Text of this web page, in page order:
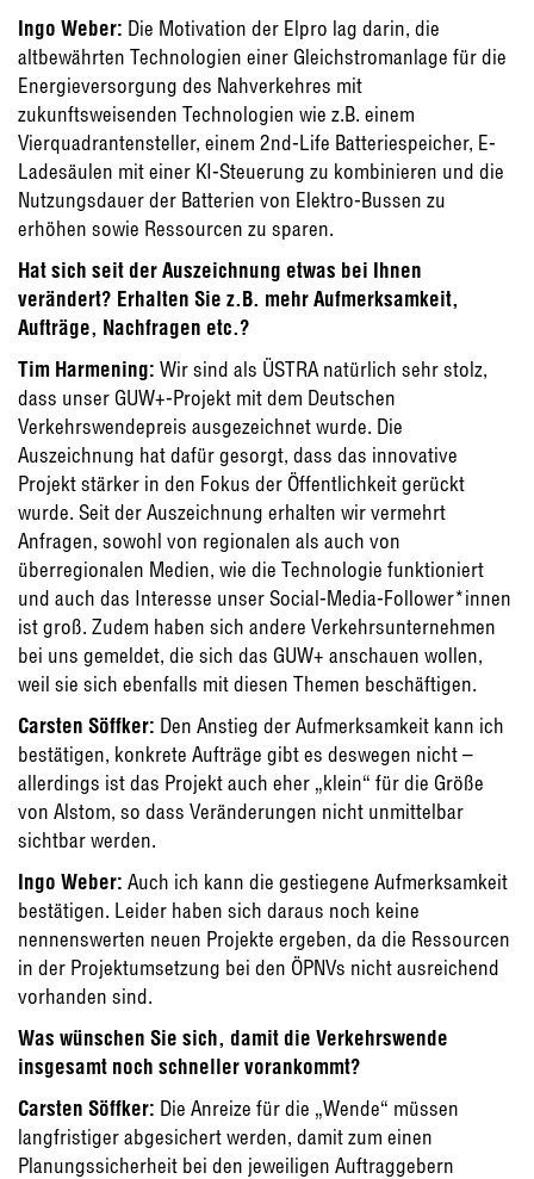
Ingo Weber: Die Motivation der Elpro lag darin, die
altbewährten Technologien einer Gleichstromanlage für die
Energieversorgung des Nahverkehres mit
zukunftsweisenden Technologien wie z.B. einem
Vierquadrantensteller, einem 2nd-Life Batteriespeicher, E-
Ladesäulen mit einer KI-Steuerung zu kombinieren und die
Nutzungsdauer der Batterien von Elektro-Bussen zu
erhöhen sowie Ressourcen zu sparen.
Hat sich seit der Auszeichnung etwas bei Ihnen
verändert? Erhalten Sie z.B. mehr Aufmerksamkeit,
Aufträge, Nachfragen etc.?
Tim Harmening: Wir sind als ÜSTRA natürlich sehr stolz,
dass unser GUW+-Projekt mit dem Deutschen
Verkehrswendepreis ausgezeichnet wurde. Die
Auszeichnung hat dafür gesorgt, dass das innovative
Projekt stärker in den Fokus der Öffentlichkeit gerückt
wurde. Seit der Auszeichnung erhalten wir vermehrt
Anfragen, sowohl von regionalen als auch von
überregionalen Medien, wie die Technologie funktioniert
und auch das Interesse unser Social-Media-Follower*innen
ist groß. Zudem haben sich andere Verkehrsunternehmen
bei uns gemeldet, die sich das GUW+ anschauen wollen,
weil sie sich ebenfalls mit diesen Themen beschäftigen.
Carsten Söffker: Den Anstieg der Aufmerksamkeit kann ich
bestätigen, konkrete Aufträge gibt es deswegen nicht –
allerdings ist das Projekt auch eher „klein“ für die Größe
von Alstom, so dass Veränderungen nicht unmittelbar
sichtbar werden.
Ingo Weber: Auch ich kann die gestiegene Aufmerksamkeit
bestätigen. Leider haben sich daraus noch keine
nennenswerten neuen Projekte ergeben, da die Ressourcen
in der Projektumsetzung bei den ÖPNVs nicht ausreichend
vorhanden sind.
Was wünschen Sie sich, damit die Verkehrswende
insgesamt noch schneller vorankommt?
Carsten Söffker: Die Anreize für die „Wende“ müssen
langfristiger abgesichert werden, damit zum einen
Planungssicherheit bei den jeweiligen Auftraggebern